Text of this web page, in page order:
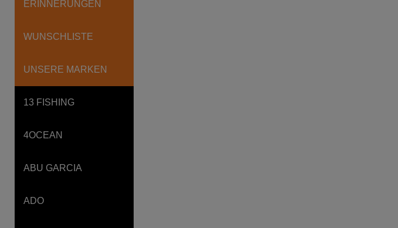
ERINNERUNGEN
WUNSCHLISTE
UNSERE MARKEN
13 FISHING
4OCEAN
ABU GARCIA
ADO